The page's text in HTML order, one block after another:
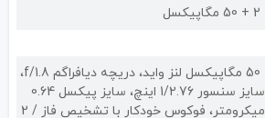
2 + 50 مگاپیکسل
50 مگاپیکسل لنز واید، دریچه دیافراگم f/1.8،
سایز سنسور 1/2.76 اینچ، سایز پیکسل 0.64
میکرومتر، فوکوس خودکار با تشخیص فاز / 2